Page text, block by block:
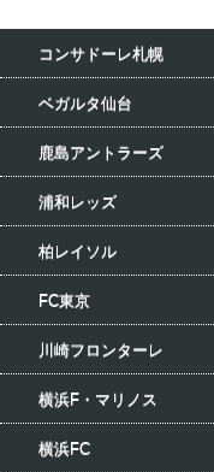
コンサドーレ札幌
ベガルタ仙台
鹿島アントラーズ
浦和レッズ
柏レイソル
FC東京
川崎フロンターレ
横浜F・マリノス
横浜FC